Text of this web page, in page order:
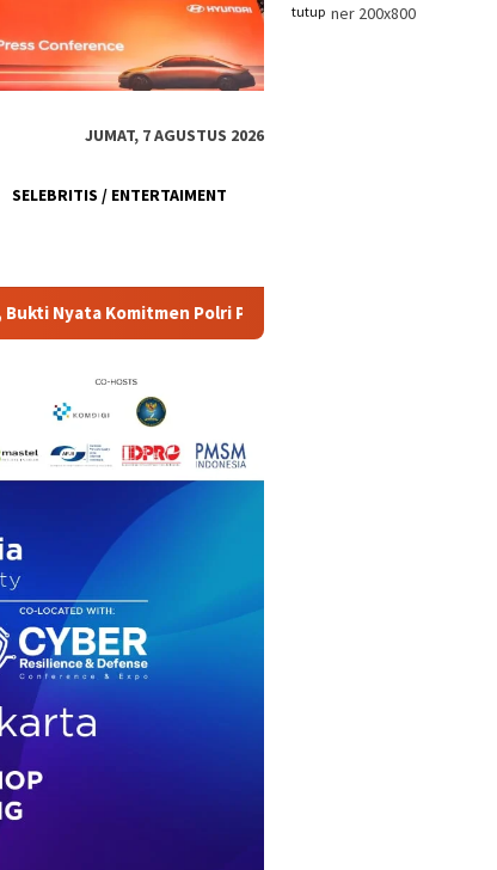
tutup
JUMAT, 7 AGUSTUS 2026
SELEBRITIS / ENTERTAIMENT
Layani Masyarakat